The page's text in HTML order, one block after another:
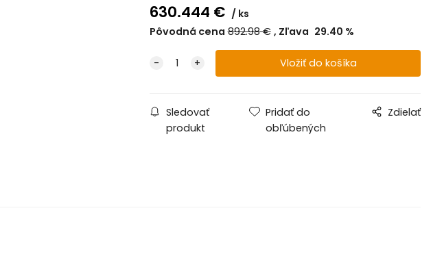
630.444 €
ks
Pôvodná cena 892.98€ Zľava 29.40 %
Sledovať
produkt
Pridať do
obľúbených
Zdielať